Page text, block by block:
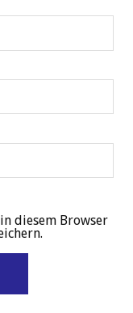
diesem Browser